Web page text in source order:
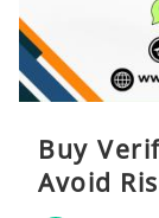
Buy
Avoid